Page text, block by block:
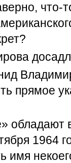
что-
прямое
1964
имя